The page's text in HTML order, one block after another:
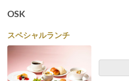
OSK
スペシャルランチ